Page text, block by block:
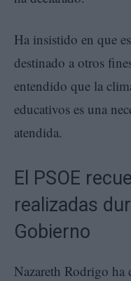
Ha insistido en que
destinado a otros
entendido que la
educativos es una
atendida.
El PSOE
realizadas
Gobierno
Nazareth Rodrigo ha